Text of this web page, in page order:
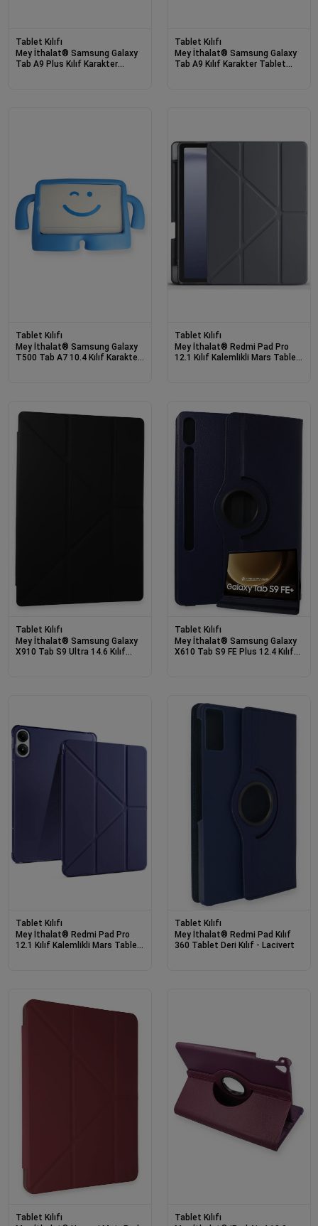
Tablet Kılıfı
Mey İthalat® Samsung Galaxy
Tab A9 Plus Kılıf Karakter
Tablet Kılıfı
Mey İthalat® Samsung Galaxy
Tab A9 Kılıf Karakter Tablet
Tablet Kılıfı
Mey İthalat® Samsung Galaxy
T500 Tab A7 10.4 Kılıf Karakter
Tablet Kılıfı
Mey İthalat® Redmi Pad Pro
12.1 Kılıf Kalemlikli Mars Tablet
Tablet Kılıfı
Mey İthalat® Samsung Galaxy
X910 Tab S9 Ultra 14.6 Kılıf
Tablet Kılıfı
Mey İthalat® Samsung Galaxy
X610 Tab S9 FE Plus 12.4 Kılıf
Tablet Kılıfı
Mey İthalat® Redmi Pad Pro
12.1 Kılıf Kalemlikli Mars Tablet
Tablet Kılıfı
Mey İthalat® Redmi Pad Kılıf
360 Tablet Deri Kılıf - Lacivert
Tablet Kılıfı
Tablet Kılıfı